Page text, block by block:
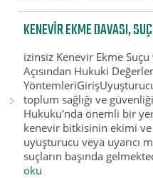
KENEVIR EKME DAVASI,
izinsiz Kenevir Ekme Suçu
Açısından Hukuki
toplum sağlığı ve
Hukuku'nda önemli bir
kenevir bitkisinin ekimi
uyuşturucu veya uyarıcı
suçların başında
oku